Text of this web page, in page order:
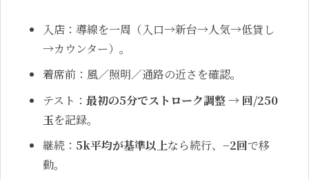
入店：導線を一周（入口→新台→人気→低貸し
→カウンター）。
着席前：風／照明／通路の近さを確認。
テスト：最初の5分でストローク調整 → 回/250
玉を記録。
継続： 5k平均が基準以上なら続行、−2回で移
動。